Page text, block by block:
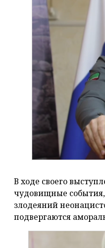
В ходе своего
чудовищные события,
злодеяний
подвергаются